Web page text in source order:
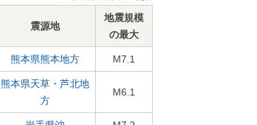
震源地
地震規模
の最大
熊本県熊本地方 M7.1
熊本県天草・芦北地
方
M6.1